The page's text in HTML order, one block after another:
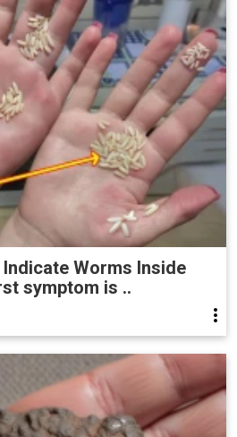
Worms Inside
symptom is ..